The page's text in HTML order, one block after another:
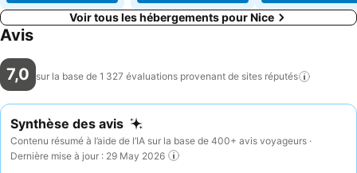
Voir tous les hébergements pour Nice
Avis
7,0 sur la base de 1 327 évaluations provenant de sites réputés
Synthèse des avis
Contenu résumé à l’aide de l’IA sur la base de 400+ avis voyageurs ·
Dernière mise à jour : 29 May 2026